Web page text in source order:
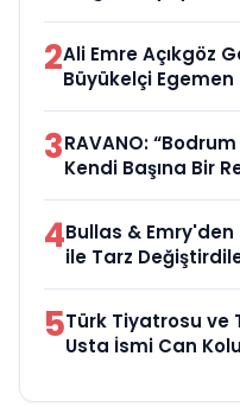
2Ali Emre Açıkgöz
Büyükelçi Egemen
3RAVANO:
Kendi Başına Bir
4Bullas &
ile Tarz
5Türk Tiyatrosu ve
Usta İsmi Can